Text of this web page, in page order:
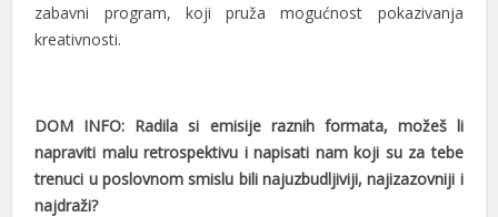
zabavni program, koji pruža mogućnost pokazivanja
kreativnosti.
DOM INFO: Radila si emisije raznih formata, možeš li
napraviti malu retrospektivu i napisati nam koji su za tebe
trenuci u poslovnom smislu bili najuzbudljiviji, najizazovniji i
najdraži?